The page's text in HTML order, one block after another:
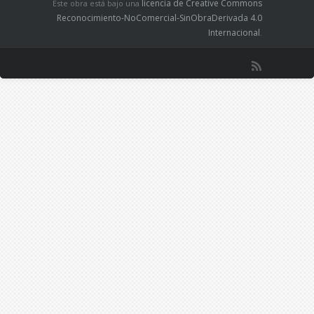
Este obra está bajo una licencia de Creative Commons
Reconocimiento-NoComercial-SinObraDerivada 4.0
Internacional